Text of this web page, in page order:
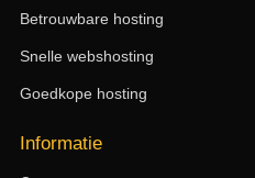
Betrouwbare hosting
Snelle webshosting
Goedkope hosting
Informatie